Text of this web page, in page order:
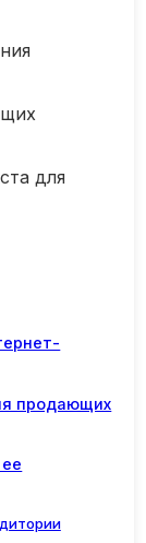
для
продающих